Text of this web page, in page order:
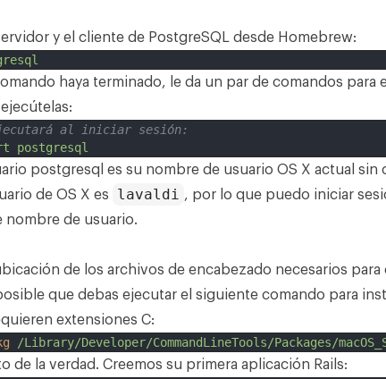
y el cliente de PostgreSQL desde Homebrew:
haya terminado, le da un par de comandos para
al iniciar sesión:
postgresql
postgresql es su nombre de usuario OS X actual sin
de OS X es
lavaldi , por lo que puedo iniciar
nombre de usuario.
de los archivos de encabezado necesarios para
que debas ejecutar el siguiente comando para
extensiones C:
/Library/Developer/CommandLineTools/Packages/
de la verdad. Creemos su primera aplicación Rails: